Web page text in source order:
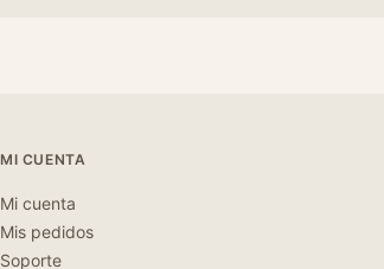
MI CUENTA
Mi cuenta
Mis pedidos
Soporte